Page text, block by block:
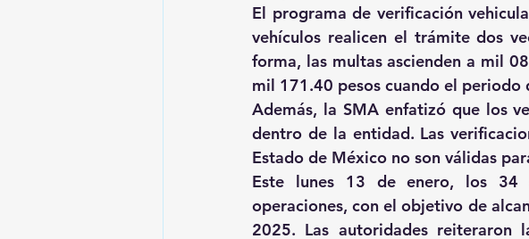
El programa de verificación
vehículos realicen el trámite dos
forma, las multas ascienden a mil
mil 171.40 pesos cuando el
Además, la SMA enfatizó que los
dentro de la entidad. Las
Estado de México no son válidas
Este lunes 13 de enero, los 34
operaciones, con el objetivo de
2025. Las autoridades